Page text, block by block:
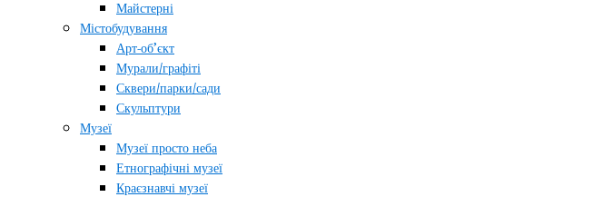
Майстерні
Містобудування
Арт-об’єкт
Мурали/графіті
Сквери/парки/сади
Скульптури
Музеї
Музеї просто неба
Етнографічні музеї
Краєзнавчі музеї